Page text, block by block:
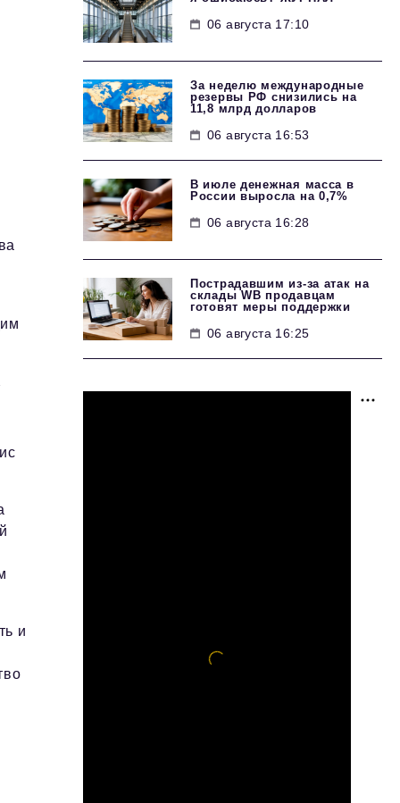
и
06 августа 17:10
За неделю международные
резервы РФ снизились на
11,8 млрд долларов
06 августа 16:53
В июле денежная масса в
России выросла на 0,7%
06 августа 16:28
Пострадавшим из-за атак на
склады WB продавцам
готовят меры поддержки
06 августа 16:25